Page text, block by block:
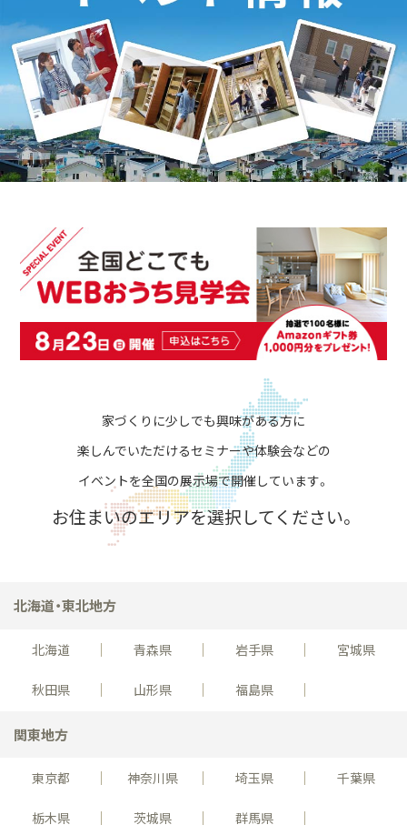
家づくりに少しでも興味がある方に
楽しんでいただけるセミナーや体験会などの
イベントを全国の展示場で開催しています。
お住まいのエリアを選択してください。
北海道・東北地方
北海道 青森県 岩手県 宮城県
秋田県 山形県 福島県
関東地方
東京都 神奈川県 埼玉県 千葉県
栃木県 茨城県 群馬県